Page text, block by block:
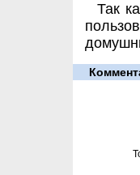
Так